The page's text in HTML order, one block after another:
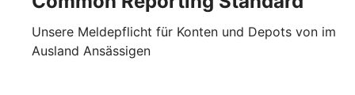
Unsere Meldepflicht für Konten und Depots von im
Ausland Ansässigen